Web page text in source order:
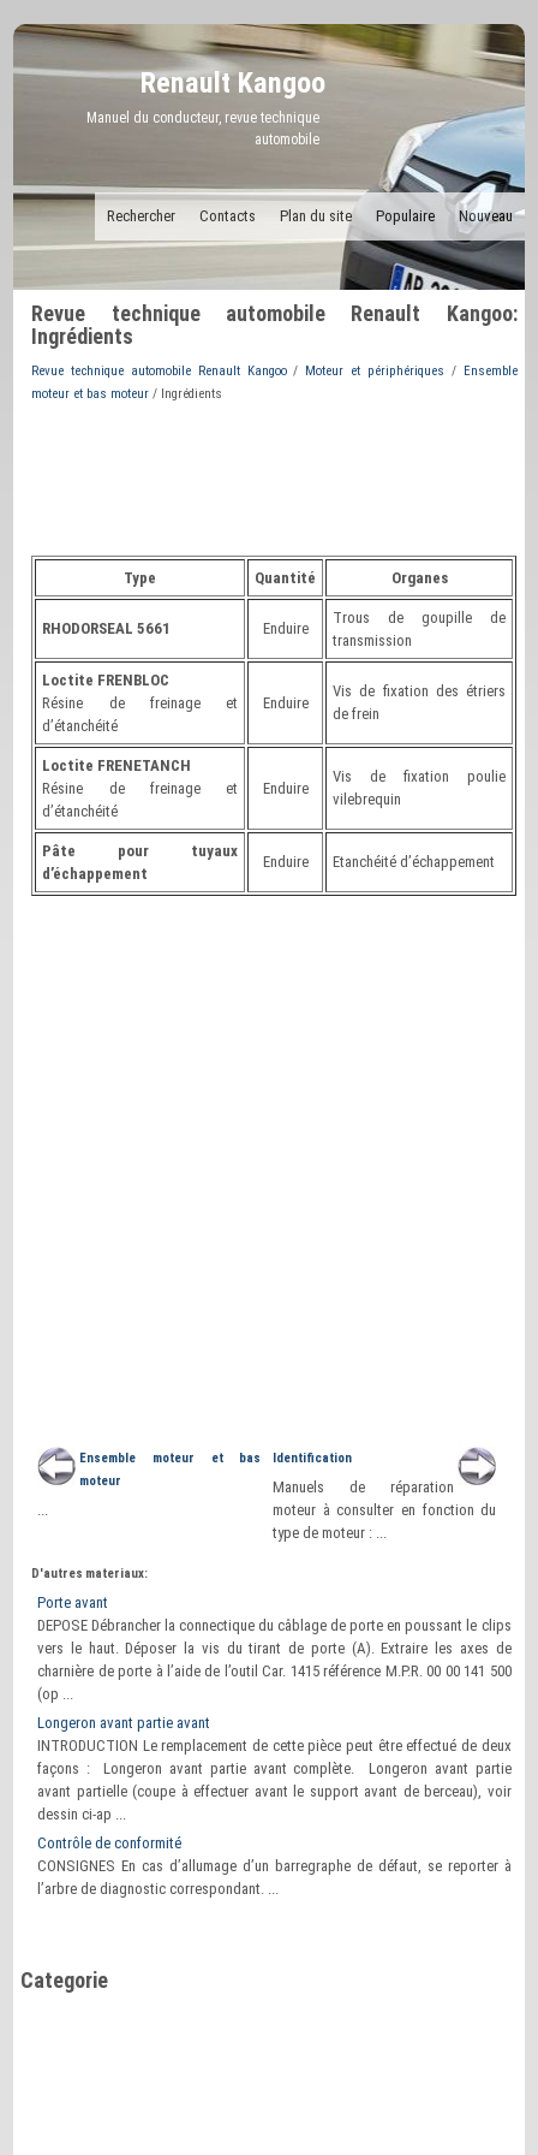
Renault Kangoo
Manuel du conducteur, revue technique
automobile
Nouveau
Populaire
Plan du site
Contacts
Rechercher
Revue technique automobile Renault Kangoo:
Ingrédients
Revue technique automobile Renault Kangoo/ Moteur et périphériques / Ensemble
moteur et bas moteur / Ingrédients
Type Quantité Organes
RHODORSEAL 5661 Enduire
Trous de goupille de
transmission
Loctite FRENBLOC
Résine de freinage et
d’étanchéité
Enduire
Vis de fixation des étriers
de frein
Loctite FRENETANCH
Résine de freinage et
d’étanchéité
Enduire
Vis de fixation poulie
vilebrequin
Pâte pour tuyaux
d’échappement
Enduire Etanchéité d’échappement
Ensemble moteur et bas
moteur
...
Identification
Manuels de réparation
moteur à consulter en fonction du
type de moteur : ...
D'autres materiaux:
Porte avant
DEPOSE Débrancher la connectique du câblage de porte en poussant le clips
vers le haut. Déposer la vis du tirant de porte (A). Extraire les axes de
charnière de porte à l’aide de l’outil Car. 1415 référence M.P.R. 00 00 141 500
(op ...
Longeron avant partie avant
INTRODUCTION Le remplacement de cette pièce peut être effectué de deux
façons : Longeron avant partie avant complète. Longeron avant partie
avant partielle (coupe à effectuer avant le support avant de berceau), voir
dessin ci-ap ...
Contrôle de conformité
CONSIGNES En cas d’allumage d’un barregraphe de défaut, se reporter à
l’arbre de diagnostic correspondant. ...
Categorie